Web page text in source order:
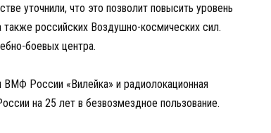
уточнили, что это позволит повысить уровень
российских Воздушно-космических сил.
боевых центра.
России «Вилейка» и радиолокационная
на 25 лет в безвозмездное пользование.